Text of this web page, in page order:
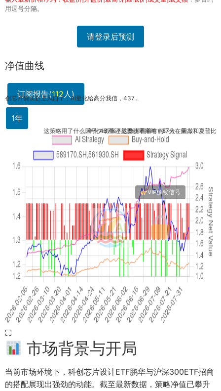
用逗号分隔。
请登录后预测
净值曲线
订阅报告(112人)
1年
⛶
年化437%？这数据看着有点吓人，回撤和夏普比率没...
这策略用了什么因子？动量还是波动率择时？87分在量...
市场背景与开局
当前市场环境下，科创芯片设计ETF鹏华与沪深300ETF招商
的搭配展现出强劲的动能。截至最新数据，策略净值已攀升